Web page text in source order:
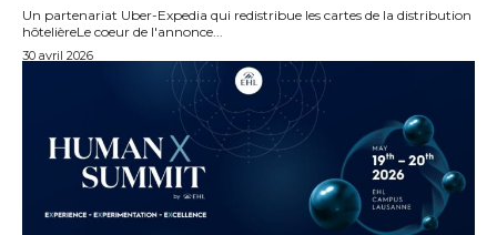
Un partenariat Uber-Expedia qui redistribue les cartes de la distribution
hôtelièreLe coeur de l'annonce...
30 avril 2026